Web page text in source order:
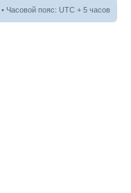
• Часовой пояс: UTC + 5 часов